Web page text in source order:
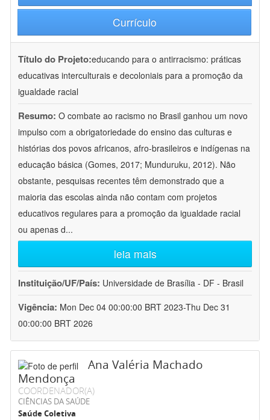
Currículo
Título do Projeto:educando para o antirracismo: práticas
educativas interculturais e decoloniais para a promoção da
igualdade racial
Resumo: O combate ao racismo no Brasil ganhou um novo
impulso com a obrigatoriedade do ensino das culturas e
histórias dos povos africanos, afro-brasileiros e indígenas na
educação básica (Gomes, 2017; Munduruku, 2012). Não
obstante, pesquisas recentes têm demonstrado que a
maioria das escolas ainda não contam com projetos
educativos regulares para a promoção da igualdade racial
ou apenas d...
leia mais
Instituição/UF/País: Universidade de Brasília - DF - Brasil
Vigência: Mon Dec 04 00:00:00 BRT 2023-Thu Dec 31
00:00:00 BRT 2026
Ana Valéria Machado
Mendonça
COORDENADOR(A)
CIÊNCIAS DA SAÚDE
Saúde Coletiva